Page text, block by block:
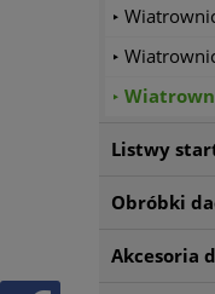
Listwy
Obróbki
Akcesoria